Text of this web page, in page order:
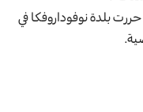
بلدة نوفوداروفكا في